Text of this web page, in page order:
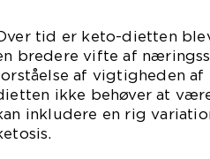
tid er keto-dietten
bredere vifte af
af vigtigheden
ikke behøver at
inkludere en rig